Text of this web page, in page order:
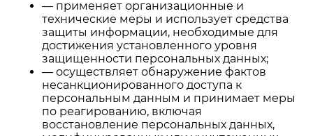
— применяет организационные и
технические меры и использует средства
защиты информации, необходимые для
достижения установленного уровня
защищенности персональных данных;
— осуществляет обнаружение фактов
несанкционированного доступа к
персональным данным и принимает меры
по реагированию, включая
восстановление персональных данных,